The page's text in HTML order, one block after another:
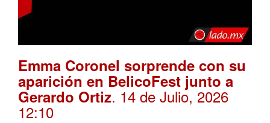
Emma Coronel sorprende con su
aparición en BelicoFest junto a
Gerardo Ortiz. 14 de Julio, 2026
12:10